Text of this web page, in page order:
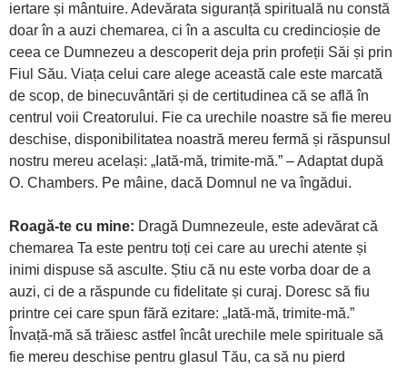
iertare și mântuire. Adevărata siguranță spirituală nu constă
doar în a auzi chemarea, ci în a asculta cu credincioșie de
ceea ce Dumnezeu a descoperit deja prin profeții Săi și prin
Fiul Său. Viața celui care alege această cale este marcată
de scop, de binecuvântări și de certitudinea că se află în
centrul voii Creatorului. Fie ca urechile noastre să fie mereu
deschise, disponibilitatea noastră mereu fermă și răspunsul
nostru mereu același: „Iată-mă, trimite-mă.” – Adaptat după
O. Chambers. Pe mâine, dacă Domnul ne va îngădui.
Roagă-te cu mine: Dragă Dumnezeule, este adevărat că
chemarea Ta este pentru toți cei care au urechi atente și
inimi dispuse să asculte. Știu că nu este vorba doar de a
auzi, ci de a răspunde cu fidelitate și curaj. Doresc să fiu
printre cei care spun fără ezitare: „Iată-mă, trimite-mă.”
Învață-mă să trăiesc astfel încât urechile mele spirituale să
fie mereu deschise pentru glasul Tău, ca să nu pierd